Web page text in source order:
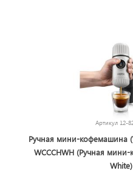
Артикул 12-
Ручная мини-кофемашина
WCCCHWH (Ручная
White)